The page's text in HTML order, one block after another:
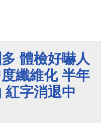
體檢好嚇人
纖維化 半年
紅字消退中